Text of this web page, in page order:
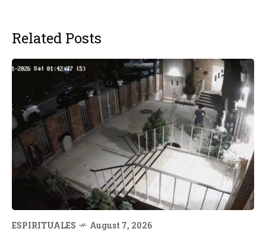
Related Posts
ESPIRITUALES August 7, 2026